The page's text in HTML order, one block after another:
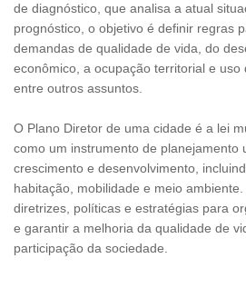
de diagnóstico, que analisa a atual
prognóstico, o objetivo é definir regras
demandas de qualidade de vida, do
econômico, a ocupação territorial e uso
entre outros assuntos.
O Plano Diretor de uma cidade é a lei
como um instrumento de planejamento
crescimento e desenvolvimento,
habitação, mobilidade e meio
diretrizes, políticas e estratégias para
e garantir a melhoria da qualidade de
participação da sociedade.